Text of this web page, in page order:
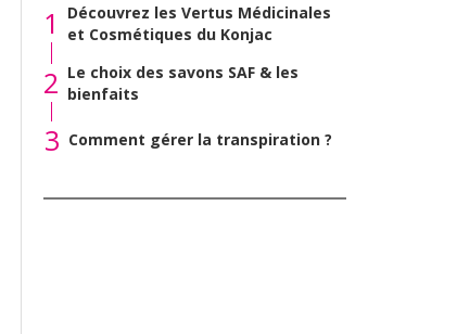
1
Découvrez les Vertus Médicinales
et Cosmétiques du Konjac
2 Le choix des savons SAF & les
bienfaits
3 Comment gérer la transpiration ?